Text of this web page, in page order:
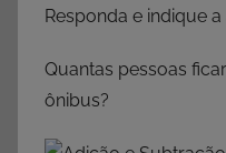
Responda e indique a
Quantas pessoas
ônibus?